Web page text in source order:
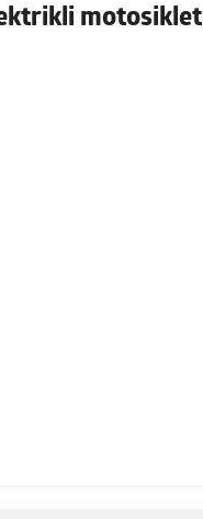
motosiklet